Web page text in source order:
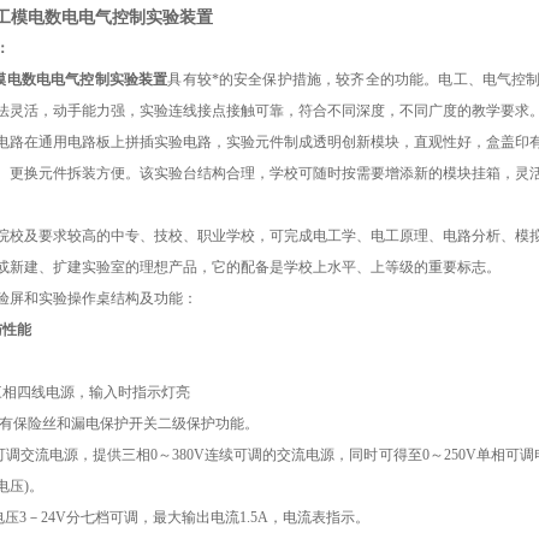
模电数电电气控制实验装置
电数电电气控制实验装置具有较*的安全保护措施，较齐全的功能。电工、电气控
灵活，动手能力强，实验连线接点接触可靠，符合不同深度，不同广度的教学要
路在通用电路板上拼插实验电路，实验元件制成透明创新模块，直观性好，盒盖
更换元件拆装方便。该实验台结构合理，学校可随时按需要增添新的模块挂箱，灵
要求较高的中专、技校、职业学校，可完成电工学、电工原理、电路分析、模
新建、扩建实验室的理想产品，它的配备是学校上水平、上等级的重要标志。
屏和实验操作桌结构及功能：
能
四线电源，输入时指示灯亮
保险丝和漏电保护开关二级保护功能。
调交流电源，提供三相0～380V连续可调的交流电源，同时可得至0～250V单相可调
压)。
压3 － 24V分七档可调，最大输出电流1.5A ，电流表指示。